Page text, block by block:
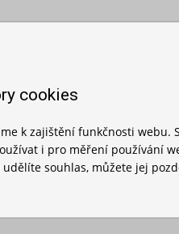
cookies
k zajištění funkčnosti webu.
i pro měření používání
souhlas, můžete jej